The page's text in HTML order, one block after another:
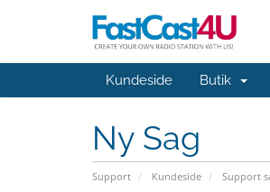
Kundeside Butik
Ny Sag
Support Kundeside Support